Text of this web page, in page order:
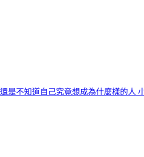
不知道自己究竟想成為什麼樣的人